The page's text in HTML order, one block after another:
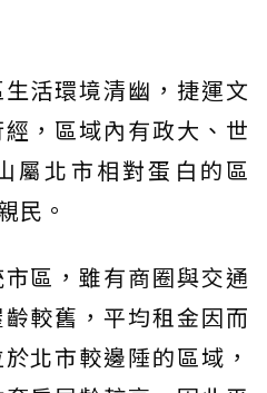
活環境清幽，捷運文
，區域內有政大、世
屬北市相對蛋白的區
民。
區，雖有商圈與交通
較舊，平均租金因而
北市較邊陲的區域，